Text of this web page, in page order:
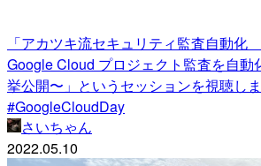
「アカツキ流セキュリティ監査自動
Google Cloud プロジェクト監査を自動
挙公開〜」というセッションを視聴しま
#GoogleCloudDay
さいちゃん
2022.05.10